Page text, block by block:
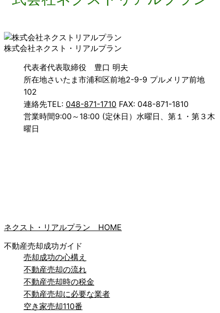
株式会社ネクスト・リアルプラン
代表者代表取締役 豊口 明夫
所在地さいたま市浦和区前地2-9-9 プルメリア前地
102
連絡先TEL: 048-871-1710 FAX: 048-871-1810
営業時間9:00～18:00 (定休日）水曜日、第１・第３木
曜日
ネクスト・リアルプラン HOME
不動産売却成功ガイド
売却成功の心構え
不動産売却の流れ
不動産売却時の税金
不動産売却に必要な業者
空き家売却110番